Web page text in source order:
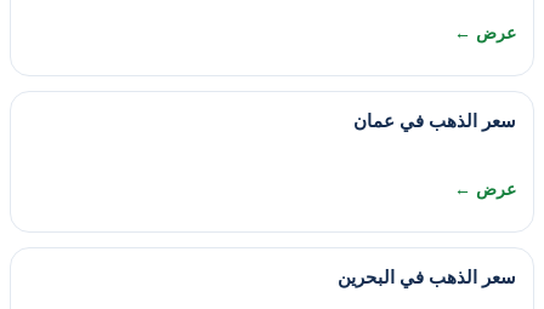
عرض ←
سعر الذهب في عمان
عرض ←
سعر الذهب في البحرين